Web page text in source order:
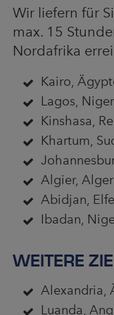
Wir liefern für
max. 15
Nordafrika
Kairo,
Lagos,
Kinshasa,
Khartum,
Algier,
Abidjan,
Ibadan,
WEITERE
Alexandria,
Luanda,